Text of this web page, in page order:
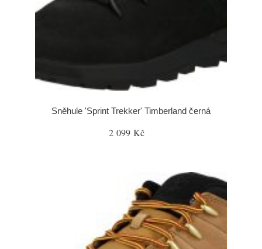
Sněhule 'Sprint Trekker' Timberland černá
2 099 Kč